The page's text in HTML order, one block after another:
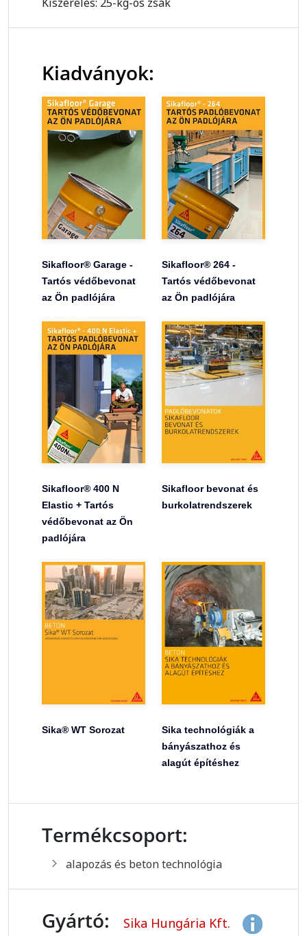
Kiadványok:
Sikafloor® Garage -
Tartós védőbevonat
az Ön padlójára
Sikafloor® 264 -
Tartós védőbevonat
az Ön padlójára
Sikafloor® 400 N
Elastic + Tartós
védőbevonat az Ön
padlójára
Sikafloor bevonat és
burkolatrendszerek
Sika® WT Sorozat
Sika technológiák a
bányászathoz és
alagút építéshez
Termékcsoport:
alapozás és beton technológia
Gyártó: Sika Hungária Kft.